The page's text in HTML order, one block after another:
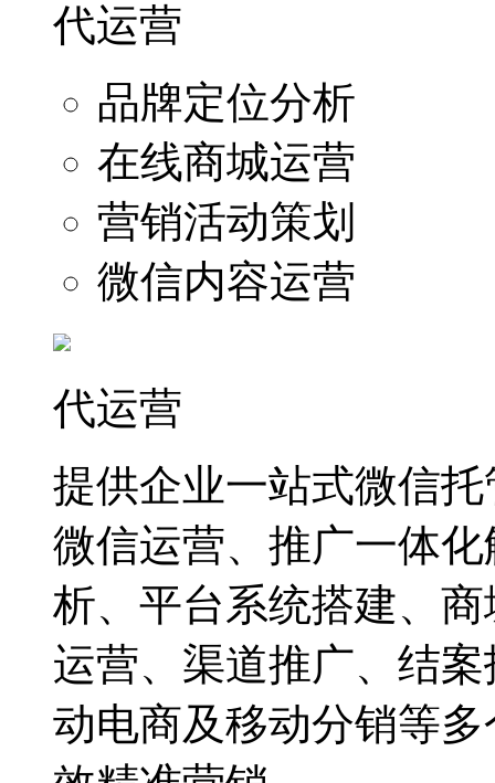
代运营
品牌定位分析
在线商城运营
营销活动策划
微信内容运营
代运营
提供企业一站式微信
微信运营、推广一体
析、平台系统搭建、
运营、渠道推广、结
动电商及移动分销等